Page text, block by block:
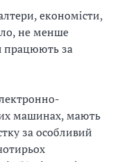
економісти,
не менше
працюють за
машинах, мають
за особливий